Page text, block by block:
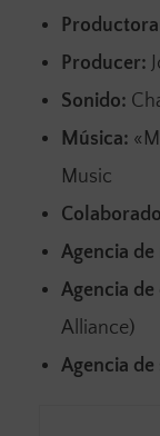
Producer:
Sonido:
Música:
Music
Agencia de
Agencia
Alliance)
Agencia